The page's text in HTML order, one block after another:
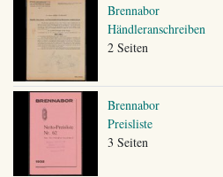
Brennabor
Händleranschreiben
2 Seiten
Brennabor
Preisliste
3 Seiten